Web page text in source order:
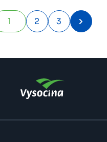
Stránka
1 Stránka
2 Stránka
3